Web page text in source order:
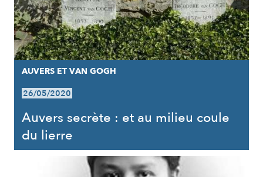
AUVERS ET VAN GOGH
26/05/2020
Auvers secrète : et au milieu coule
du lierre